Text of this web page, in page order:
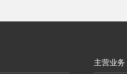
主营业务